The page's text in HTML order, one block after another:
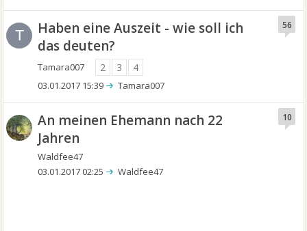
T
Haben eine Auszeit - wie soll ich
das deuten?
Tamara007 2 3 4
56
03.01.2017 15:39 Tamara007
An meinen Ehemann nach 22
Jahren
Waldfee47
10
03.01.2017 02:25 Waldfee47